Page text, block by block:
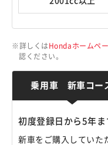
詳しくは Hondaホームペ
認ください。
乗用車 新車コー
初度登録日から5年ま
新車をご購入していた